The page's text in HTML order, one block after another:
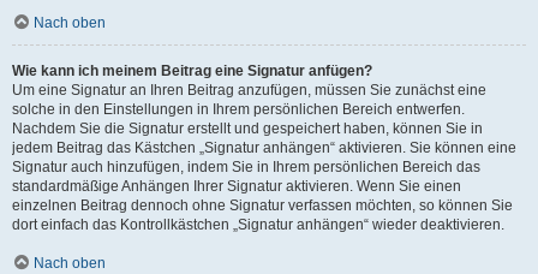
Nach oben
Wie kann ich meinem Beitrag eine Signatur anfügen?
Um eine Signatur an Ihren Beitrag anzufügen, müssen Sie zunächst eine
solche in den Einstellungen in Ihrem persönlichen Bereich entwerfen.
Nachdem Sie die Signatur erstellt und gespeichert haben, können Sie in
jedem Beitrag das Kästchen „Signatur anhängen“ aktivieren. Sie können eine
Signatur auch hinzufügen, indem Sie in Ihrem persönlichen Bereich das
standardmäßige Anhängen Ihrer Signatur aktivieren. Wenn Sie einen
einzelnen Beitrag dennoch ohne Signatur verfassen möchten, so können Sie
dort einfach das Kontrollkästchen „Signatur anhängen“ wieder deaktivieren.
Nach oben